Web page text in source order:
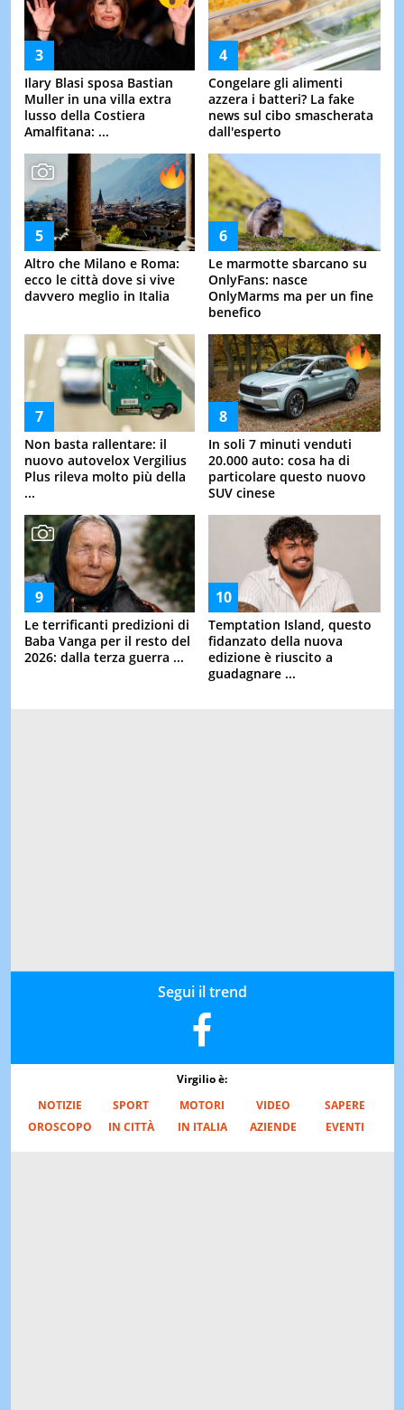
Ilary Blasi sposa Bastian
Muller in una villa extra
lusso della Costiera
Amalfitana: ...
Congelare gli alimenti
azzera i batteri? La fake
news sul cibo smascherata
dall'esperto
Altro che Milano e Roma:
ecco le città dove si vive
davvero meglio in Italia
Le marmotte sbarcano su
OnlyFans: nasce
OnlyMarms ma per un fine
benefico
Non basta rallentare: il
nuovo autovelox Vergilius
Plus rileva molto più della
...
In soli 7 minuti venduti
20.000 auto: cosa ha di
particolare questo nuovo
SUV cinese
Le terrificanti predizioni di
Baba Vanga per il resto del
2026: dalla terza guerra ...
Temptation Island, questo
fidanzato della nuova
edizione è riuscito a
guadagnare ...
Segui il trend
Virgilio è:
NOTIZIE
SPORT MOTORI VIDEO
SAPERE
OROSCOPO
IN CITTÀ IN ITALIA AZIENDE EVENTI